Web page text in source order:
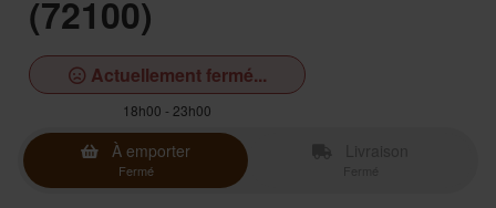
(72100)
Actuellement fermé...
18h00 - 23h00
À emporter
Fermé